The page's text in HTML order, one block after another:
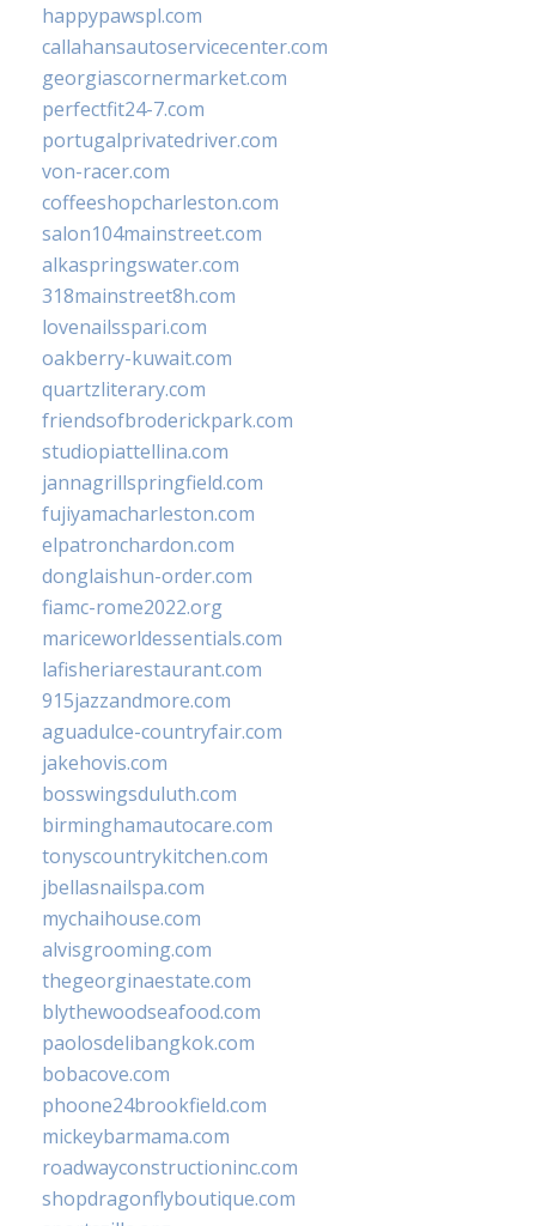
happypawspl.com
callahansautoservicecenter.com
georgiascornermarket.com
perfectfit24-7.com
portugalprivatedriver.com
von-racer.com
coffeeshopcharleston.com
salon104mainstreet.com
alkaspringswater.com
318mainstreet8h.com
lovenailsspari.com
oakberry-kuwait.com
quartzliterary.com
friendsofbroderickpark.com
studiopiattellina.com
jannagrillspringfield.com
fujiyamacharleston.com
elpatronchardon.com
donglaishun-order.com
fiamc-rome2022.org
mariceworldessentials.com
lafisheriarestaurant.com
915jazzandmore.com
aguadulce-countryfair.com
jakehovis.com
bosswingsduluth.com
birminghamautocare.com
tonyscountrykitchen.com
jbellasnailspa.com
mychaihouse.com
alvisgrooming.com
thegeorginaestate.com
blythewoodseafood.com
paolosdelibangkok.com
bobacove.com
phoone24brookfield.com
mickeybarmama.com
roadwayconstructioninc.com
shopdragonflyboutique.com